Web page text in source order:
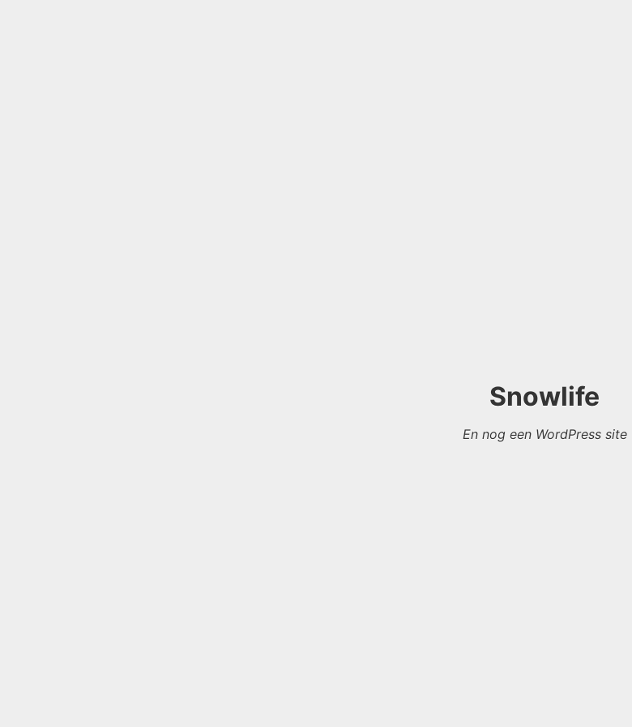
Snowlife
En nog een WordPress site